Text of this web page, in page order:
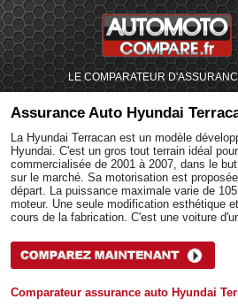
LE COMPARATEUR
Assurance Auto Hyundai
La Hyundai Terracan est un modèle
Hyundai. C'est un gros tout terrain idéal
commercialisée de 2001 à 2007, dans le
sur le marché. Sa motorisation est
départ. La puissance maximale varie de
moteur. Une seule modification esthétique
cours de la fabrication. C'est une voiture
Comparateur assurance auto Hyundai